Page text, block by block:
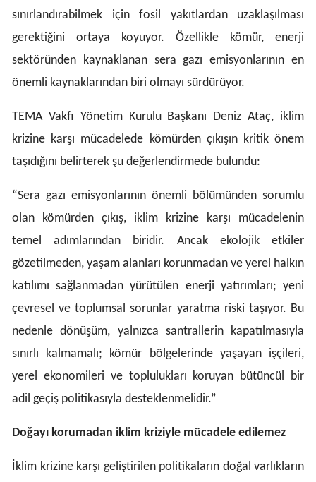
Muş
Nevşehir
Rize
Sakarya
Samsun
Siirt
Sinop
Tekirdağ
Tokat
Trabzon
Tunceli
sınırlandırabilmek için fosil yakıtlardan uzaklaşılması
gerektiğini ortaya koyuyor. Özellikle kömür, enerji
sektöründen kaynaklanan sera gazı emisyonlarının en
önemli kaynaklarından biri olmayı sürdürüyor.
TEMA Vakfı Yönetim Kurulu Başkanı Deniz Ataç, iklim
krizine karşı mücadelede kömürden çıkışın kritik önem
taşıdığını belirterek şu değerlendirmede bulundu:
“Sera gazı emisyonlarının önemli bölümünden sorumlu
olan kömürden çıkış, iklim krizine karşı mücadelenin
temel adımlarından biridir. Ancakekolojik etkiler
gözetilmeden, yaşam alanları korunmadan ve yerel halkın
katılımı sağlanmadan yürütülen enerji yatırımları; yeni
çevresel ve toplumsal sorunlar yaratma riski taşıyor. Bu
nedenle dönüşüm, yalnızca santrallerin kapatılmasıyla
sınırlı kalmamalı; kömür bölgelerinde yaşayan işçileri,
yerel ekonomileri ve toplulukları koruyan bütüncül bir
adil geçiş politikasıyla desteklenmelidir.”
Doğayı korumadan iklim kriziyle mücadele edilemez
İklim krizine karşı geliştirilen politikaların doğal varlıkların